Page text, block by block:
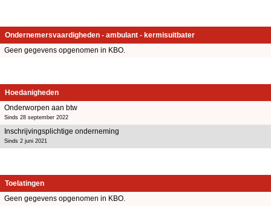
Ondernemersvaardigheden - ambulant - kermisuitbater
Geen gegevens opgenomen in KBO.
Hoedanigheden
Onderworpen aan btw
Sinds 28 september 2022
Inschrijvingsplichtige onderneming
Sinds 2 juni 2021
Toelatingen
Geen gegevens opgenomen in KBO.